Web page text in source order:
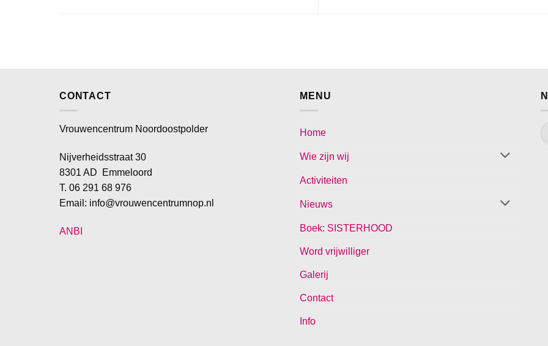
CONTACT
Vrouwencentrum Noordoostpolder
Nijverheidsstraat 30
8301 AD Emmeloord
T. 06 291 68 976
Email: info@vrouwencentrumnop.nl
ANBI
MENU
Home
Wie zijn wij
Activiteiten
Nieuws
Boek: SISTERHOOD
Word vrijwilliger
Galerij
Contact
Info